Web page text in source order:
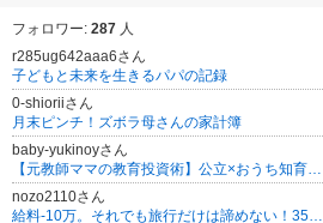
フォロワー: 287 人
r285ug642aaa6さん
子どもと未来を生きるパパの記録
0-shioriiさん
月末ピンチ！ズボラ母さんの家計簿
baby-yukinoyさん
【元教師ママの教育投資術】公立×おうち知育で「教育費1000万」を貯めるブログ
nozo2110さん
給料-10万。それでも旅行だけは諦めない！35歳姉妹ママの節約リアル